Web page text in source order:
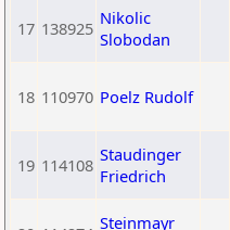
17 138925 Nikolic
Slobodan
18 110970 Poelz Rudolf
19 114108 Staudinger
Friedrich
Steinmayr